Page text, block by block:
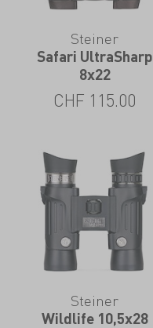
Steiner
Safari UltraSharp
8x22
CHF 115.00
Steiner
Wildlife 10,5x28